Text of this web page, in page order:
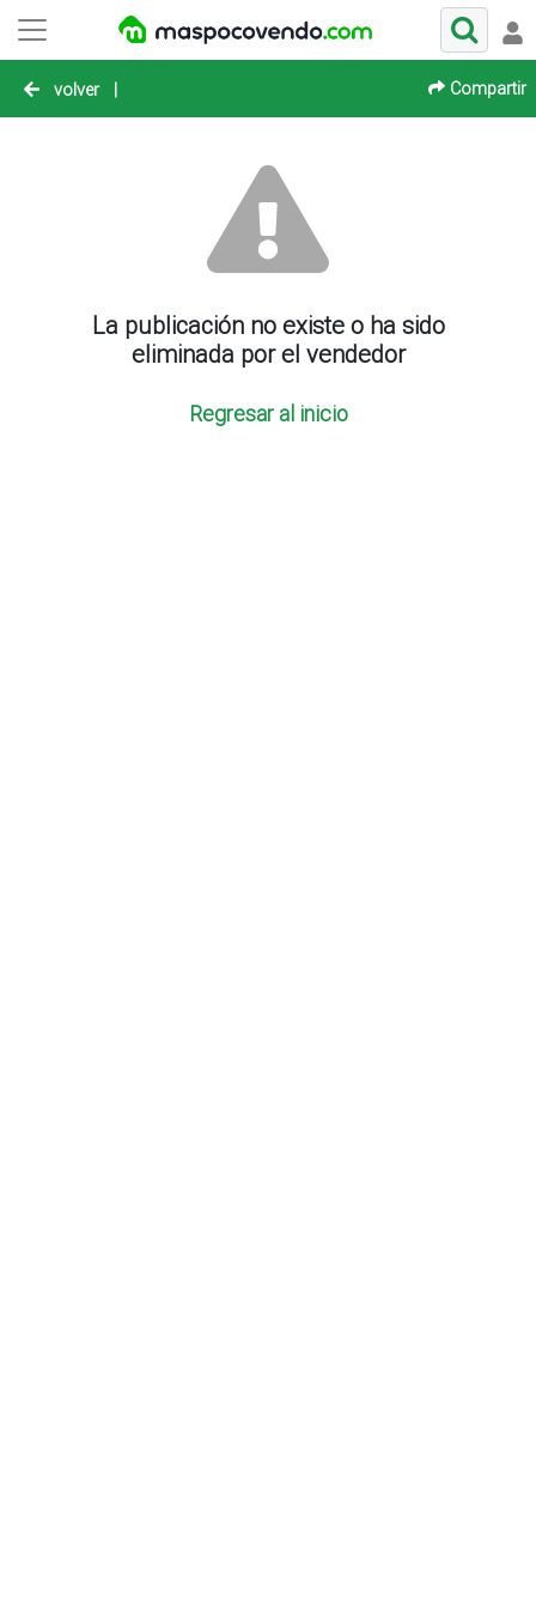
volver | Compartir
La publicación no existe o ha sido
eliminada por el vendedor
Regresar al inicio